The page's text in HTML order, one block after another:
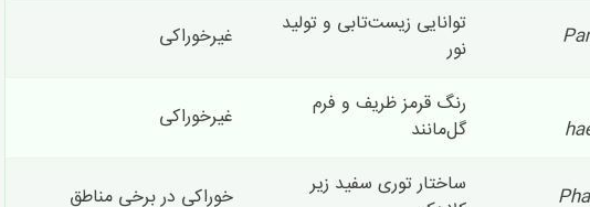
توانایی زیست‌تابی و تولید
نور
غیرخوراکی
رنگ قرمز ظریف و فرم
گل‌مانند
غیرخوراکی
ساختار توری سفید زیر
خوراکی در برخی مناطق